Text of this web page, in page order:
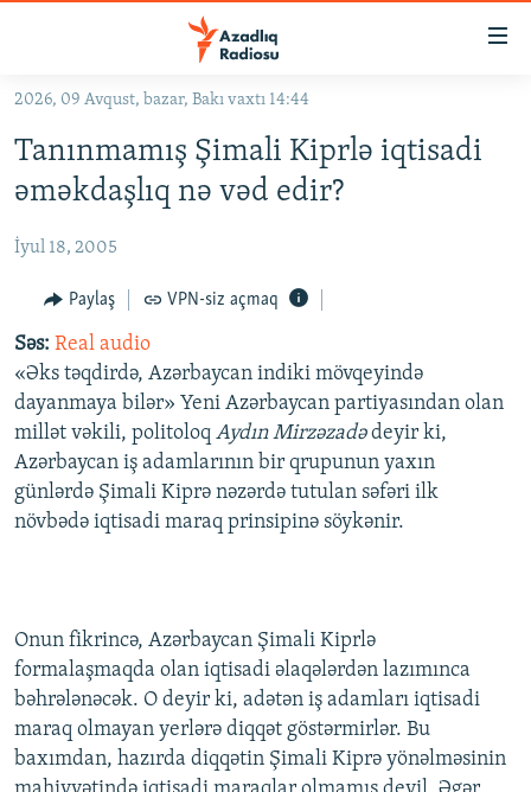
Əsas
qayıt
Əsas
qayıt
KORRUPSIOMETR
#ƏSLINDƏ
FƏRQƏ BAX
QANUNI DOĞRU
ARAŞDIRMA
MULTIMEDIA
VIDEO
FOTOQALEREYA
RADIO ARXIV
OXU ZALI
İZ - MƏDƏNIYYƏT PROQRAMI
HAQQIMIZDA
MATERIALLARIMIZDAN ISTIFADƏ
AZADLIQRADIOSU MOBIL TELEFONUNUZDA
BIZIMLƏ ƏLAQƏ
XƏBƏR BÜLLETENLƏRIMIZ
RFE/RL-in bütün saytları
2026, 09 Avqust, bazar, Bakı vaxtı 14:44
Tanınmamış Şimali Kiprlə iqtisadi
əməkdaşlıq nə vəd edir?
İyul 18, 2005
Paylaş VPN-siz açmaq
Səs: Real audio
«Əks təqdirdə, Azərbaycan indiki mövqeyində
dayanmaya bilər» Yeni Azərbaycan partiyasından olan
millət vəkili, politoloq Aydın Mirzəzadədeyir ki,
Azərbaycan iş adamlarının bir qrupunun yaxın
günlərdə Şimali Kiprə nəzərdə tutulan səfəri ilk
növbədə iqtisadi maraq prinsipinə söykənir.
Onun fikrincə, Azərbaycan Şimali Kiprlə
formalaşmaqda olan iqtisadi əlaqələrdən lazımınca
bəhrələnəcək. O deyir ki, adətən iş adamları iqtisadi
maraq olmayan yerlərə diqqət göstərmirlər. Bu
baxımdan, hazırda diqqətin Şimali Kiprə yönəlməsinin